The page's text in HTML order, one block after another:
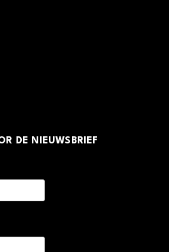
DE NIEUWSBRIEF